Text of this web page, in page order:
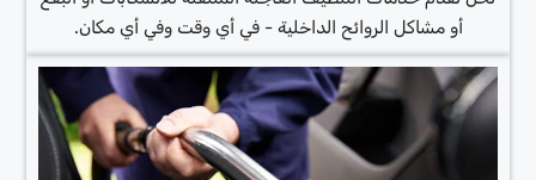
أو مشاكل الروائح الداخلية - في أي وقت وفي أي مكان.